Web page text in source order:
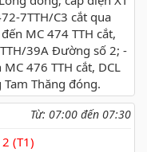
7TTH/C3 cắt qua
MC 474 TTH cắt,
39A Đường số 2; -
476 TTH cắt, DCL
Tam Thăng đóng.
Từ: 07:00 đến 07:30
(T1)